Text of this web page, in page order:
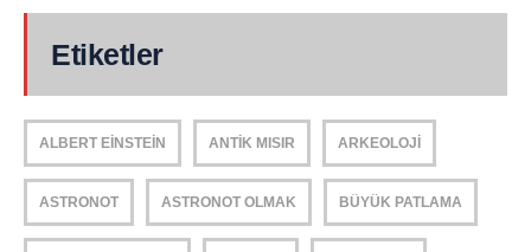
Etiketler
ALBERT EINSTEIN ANTIK MISIR ARKEOLOJI
ASTRONOT ASTRONOT OLMAK BÜYÜK PATLAMA